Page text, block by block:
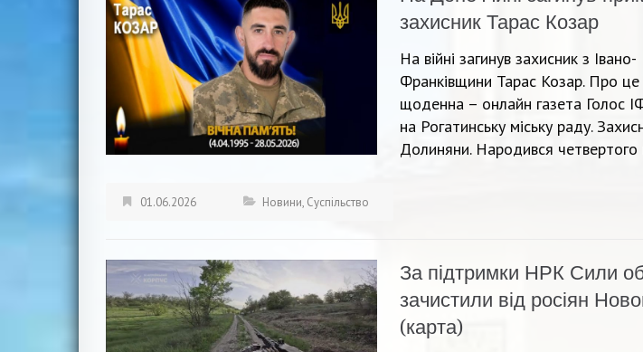
захисник Тарас Козар
На війні загинув захисник з Івано-
Франківщини Тарас Козар. Про це
щоденна – онлайн газета Голос
на Рогатинську міську раду.
Долиняни. Народився
01.06.2026 Новини, Суспільство
За підтримки НРК Сили
зачистили від росіян
(карта)